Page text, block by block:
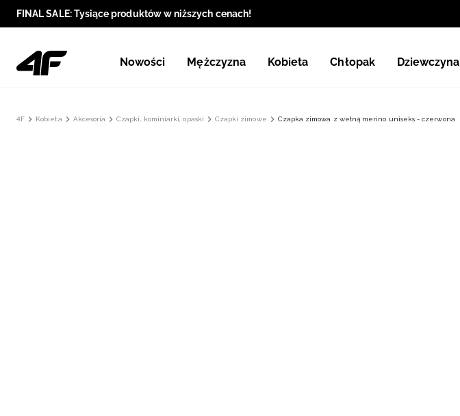
FINAL SALE: Tysiące produktów w niższych cenach!
Nowości Mężczyzna Kobieta Chłopak Dziewczyna
4F Kobieta Akcesoria Czapki, kominiarki, opaski Czapki zimowe Czapka zimowa z wełną merino uniseks - czerwona